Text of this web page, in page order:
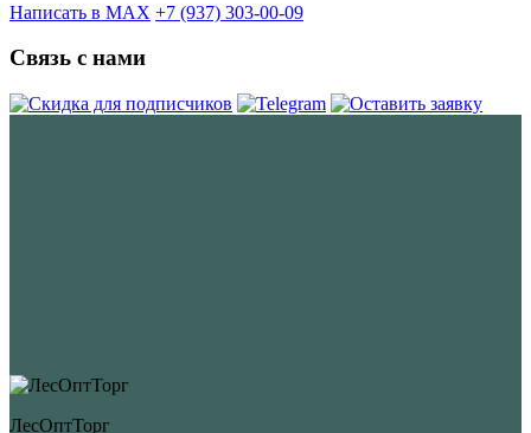
Написать в MAX +7 (937) 303-00-09
Связь с нами
ЛесОптТорг